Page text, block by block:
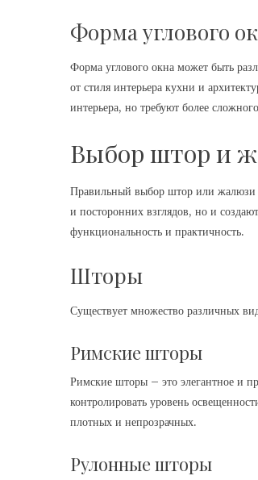
Форма углового
Форма углового окна может быть
от стиля интерьера кухни и
интерьера, но требуют более
Выбор штор и
Правильный выбор штор или жалюзи
и посторонних взглядов, но и
функциональность и практичность.
Шторы
Существует множество различных
Римские шторы
Римские шторы – это элегантное и
контролировать уровень
плотных и непрозрачных.
Рулонные шторы